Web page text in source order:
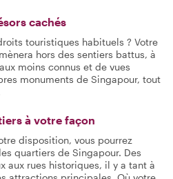
cachés
touristiques habituels ? Votre
hors des sentiers battus, à
moins connus et de vues
monuments de Singapour, tout
à votre façon
disposition, vous pourrez
quartiers de Singapour. Des
aux rues historiques, il y a tant à